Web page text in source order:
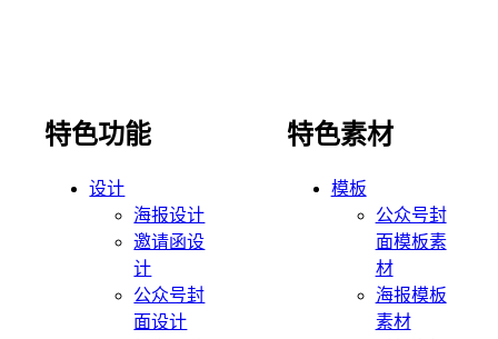
特色功能
设计
海报设计
邀请函设
计
公众号封
面设计
特色素材
模板
公众号封
面模板素
材
海报模板
素材